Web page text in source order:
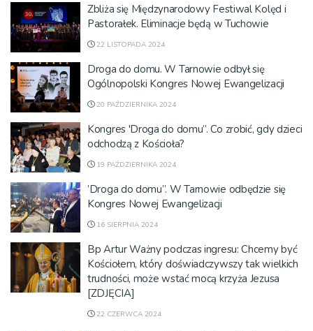
Zbliża się Międzynarodowy Festiwal Kolęd i
Pastorałek. Eliminacje będą w Tuchowie
22 LISTOPADA 2024
Droga do domu. W Tarnowie odbył się
Ogólnopolski Kongres Nowej Ewangelizacji
20 PAŹDZIERNIKA 2024
Kongres 'Droga do domu”. Co zrobić, gdy dzieci
odchodzą z Kościoła?
19 PAŹDZIERNIKA 2024
’Droga do domu”. W Tarnowie odbędzie się
Kongres Nowej Ewangelizacji
16 SIERPNIA 2024
Bp Artur Ważny podczas ingresu: Chcemy być
Kościołem, który doświadczywszy tak wielkich
trudności, może wstać mocą krzyża Jezusa
[ZDJĘCIA]
22 CZERWCA 2024